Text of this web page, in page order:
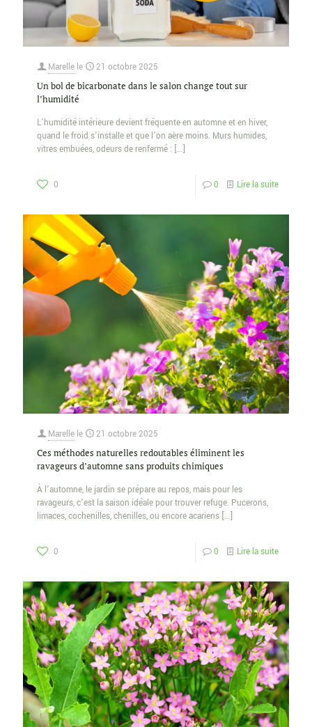
Marelle le 21 octobre 2025
Un bol de bicarbonate dans le salon change tout sur
l’humidité
L’humidité intérieure devient fréquente en automne et en hiver,
quand le froid s’installe et que l’on aère moins. Murs humides,
vitres embuées, odeurs de renfermé : […]
0 0 Lire la suite
Marelle le 21 octobre 2025
Ces méthodes naturelles redoutables éliminent les
ravageurs d’automne sans produits chimiques
À l’automne, le jardin se prépare au repos, mais pour les
ravageurs, c’est la saison idéale pour trouver refuge. Pucerons,
limaces, cochenilles, chenilles, ou encore acariens […]
0 0 Lire la suite